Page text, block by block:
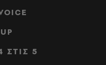
ΣΤΙΣ 5